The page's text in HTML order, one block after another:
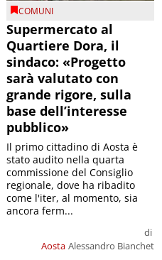
COMUNI
Supermercato al
Quartiere Dora, il
sindaco: «Progetto
sarà valutato con
grande rigore, sulla
base dell’interesse
pubblico»
Aosta
di
Alessandro Bianchet
Il primo cittadino di Aosta è
stato audito nella quarta
commissione del Consiglio
regionale, dove ha ribadito
come l'iter, al momento, sia
ancora ferm...